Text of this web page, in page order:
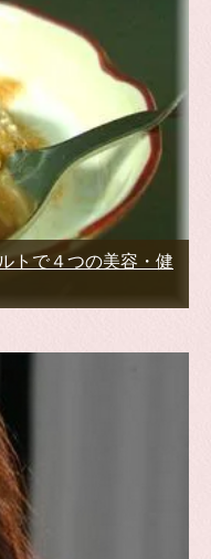
トで４つの美容・健